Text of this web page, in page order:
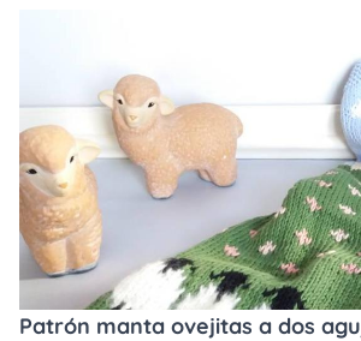
Patrón manta ovejitas a dos